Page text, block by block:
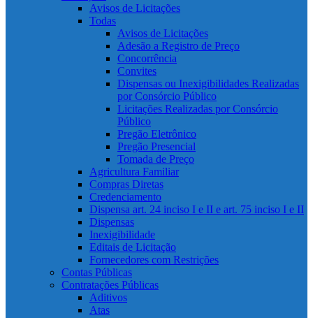
Avisos de Licitações
Todas
Avisos de Licitações
Adesão a Registro de Preço
Concorrência
Convites
Dispensas ou Inexigibilidades Realizadas
por Consórcio Público
Licitações Realizadas por Consórcio
Público
Pregão Eletrônico
Pregão Presencial
Tomada de Preço
Agricultura Familiar
Compras Diretas
Credenciamento
Dispensa art. 24 inciso I e II e art. 75 inciso I e II
Dispensas
Inexigibilidade
Editais de Licitação
Fornecedores com Restrições
Contas Públicas
Contratações Públicas
Aditivos
Atas